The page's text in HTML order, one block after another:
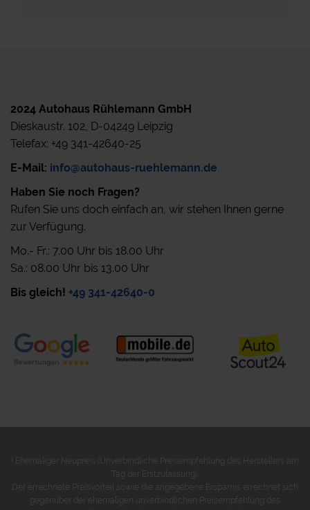
2024 Autohaus Rühlemann GmbH
Dieskaustr. 102, D-04249 Leipzig
Telefax: +49 341-42640-25
E-Mail: info@autohaus-ruehlemann.de
Haben Sie noch Fragen?
Rufen Sie uns doch einfach an, wir stehen Ihnen gerne
zur Verfügung.
Mo.- Fr.: 7.00 Uhr bis 18.00 Uhr
Sa.: 08.00 Uhr bis 13.00 Uhr
Bis gleich! +49 341-42640-0
Ehemaliger Neupreis (Unverbindliche Preisempfehlung des Herstellers am
Tag der Erstzulassung).
Der errechnete Preisvorteil sowie die angegebene Ersparnis errechnet sich
gegenüber der ehemaligen unverbindlichen Preisempfehlung des